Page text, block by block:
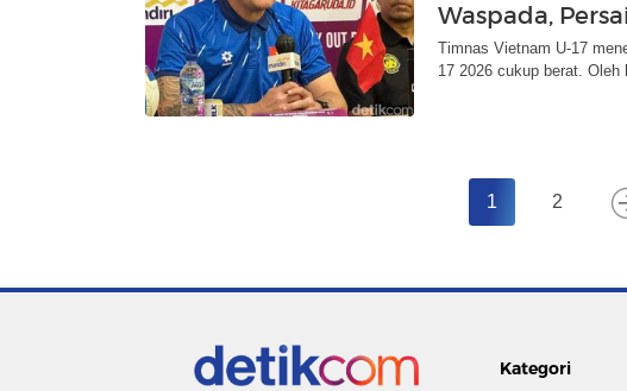
Waspada,
Timnas Vietnam U-17
17 2026 cukup berat.
1 2
Kategori